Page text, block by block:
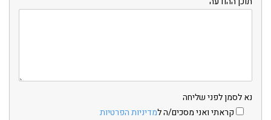
נא לסמן לפני שליחה
קראתי ואני מסכים/ה למדיניות הפרטיות